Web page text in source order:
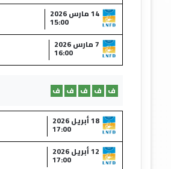
14 مارس 2026
15:00
7 مارس 2026
16:00
ف ف ف ف ف
18 أبريل 2026
17:00
12 أبريل 2026
17:00